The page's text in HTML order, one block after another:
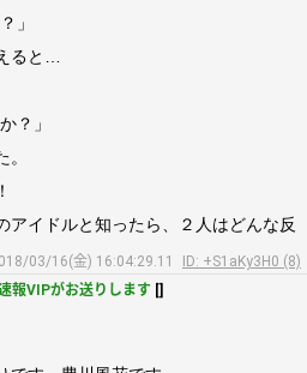
」
ると…
？」
アイドルと知ったら、２人はどんな反
03/16(金) 16:04:29.11
ID: +S1aKy3H0 (8)
報VIPがお送りします []